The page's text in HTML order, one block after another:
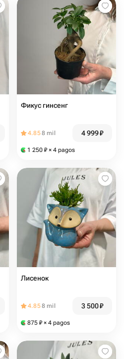
Фикус гинсенг
4.858 mil 4 999₽
1 250 ₽ × 4 pagos
Лисенок
4.858 mil 3 500₽
875 ₽ × 4 pagos